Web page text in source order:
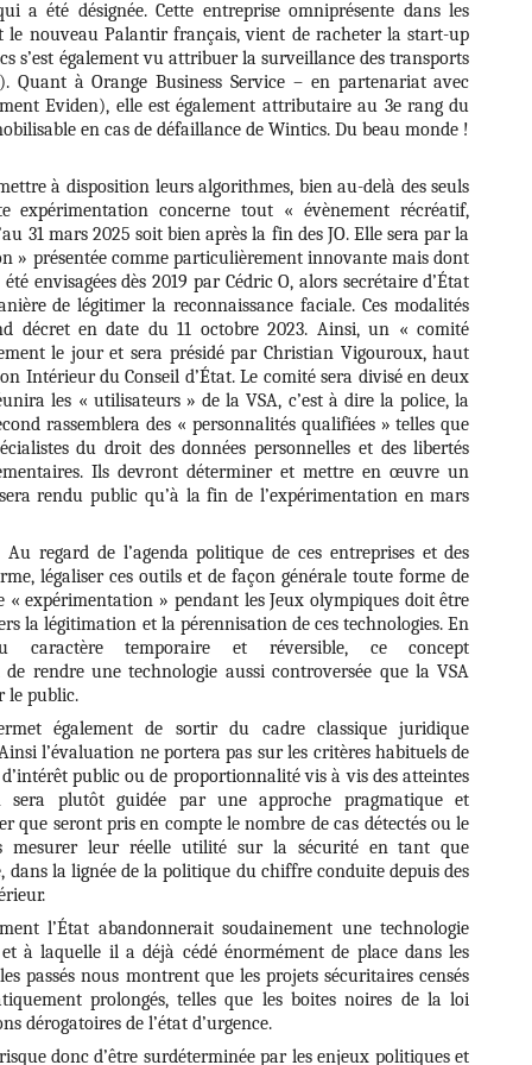
a été désignée. Cette entreprise omniprésente dans les
le nouveau Palantir français, vient de racheter la start-up
s’est également vu attribuer la surveillance des transports
Quant à Orange Business Service – en partenariat avec
Eviden), elle est également attributaire au 3e rang du
en cas de défaillance de Wintics. Du beau monde !
à disposition leurs algorithmes, bien au-delà des seuls
expérimentation concerne tout « évènement récréatif,
31 mars 2025 soit bien après la fin des JO. Elle sera par la
» présentée comme particulièrement innovante mais dont
envisagées dès 2019 par Cédric O, alors secrétaire d’État
de légitimer la reconnaissance faciale. Ces modalités
décret en date du 11 octobre 2023. Ainsi, un « comité
le jour et sera présidé par Christian Vigouroux, haut
Intérieur du Conseil d’État. Le comité sera divisé en deux
les « utilisateurs » de la VSA, c’est à dire la police, la
rassemblera des « personnalités qualifiées » telles que
du droit des données personnelles et des libertés
Ils devront déterminer et mettre en œuvre un
rendu public qu’à la fin de l’expérimentation en mars
regard de l’agenda politique de ces entreprises et des
légaliser ces outils et de façon générale toute forme de
« expérimentation » pendant les Jeux olympiques doit être
la légitimation et la pérennisation de ces technologies. En
caractère temporaire et réversible, ce concept
rendre une technologie aussi controversée que la VSA
le public.
également de sortir du cadre classique juridique
l’évaluation ne portera pas sur les critères habituels de
public ou de proportionnalité vis à vis des atteintes
sera plutôt guidée par une approche pragmatique et
que seront pris en compte le nombre de cas détectés ou le
mesurer leur réelle utilité sur la sécurité en tant que
dans la lignée de la politique du chiffre conduite depuis des
l’État abandonnerait soudainement une technologie
à laquelle il a déjà cédé énormément de place dans les
passés nous montrent que les projets sécuritaires censés
prolongés, telles que les boites noires de la loi
dérogatoires de l’état d’urgence.
donc d’être surdéterminée par les enjeux politiques et